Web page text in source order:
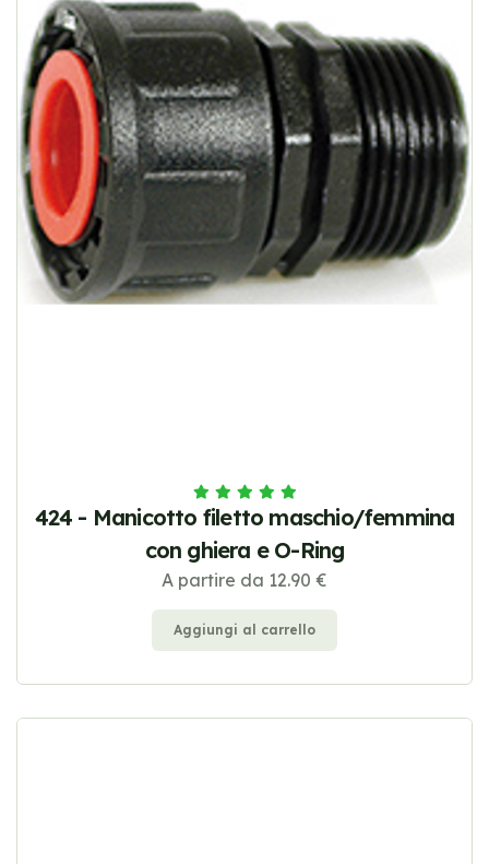
424 - Manicotto filetto maschio/femmina
con ghiera e O-Ring
A partire da 12.90 €
Aggiungi al carrello